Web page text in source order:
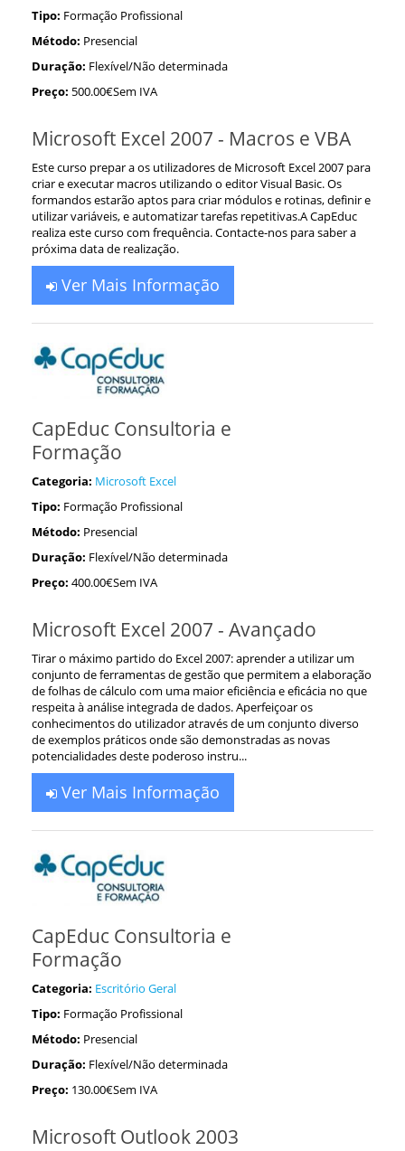
Tipo: Formação Profissional
Método: Presencial
Duração: Flexível/Não determinada
Preço: 500.00€Sem IVA
Microsoft Excel 2007 - Macros e VBA
Este curso prepar a o s utilizadores de Microsoft Excel 2007 para
criar e executar macros utilizando o editor Visual Basic. Os
formandos estarão aptos para criar módulos e rotinas, definir e
utilizar variáveis, e automatizar tarefas repetitivas.A CapEduc
realiza este curso com frequência. Contacte-nos para saber a
próxima data de realização.
Ver Mais Informação
CapEduc Consultoria e
Formação
Categoria: Microsoft Excel
Tipo: Formação Profissional
Método: Presencial
Duração: Flexível/Não determinada
Preço: 400.00€Sem IVA
Microsoft Excel 2007 - Avançado
Tirar o máximo partido do Excel 2007: aprender a utilizar um
conjunto de ferramentas de gestão que permitem a elaboração
de folhas de cálculo com uma maior eficiência e eficácia no que
respeita à análise integrada de dados. Aperfeiçoar os
conhecimentos do utilizador através de um conjunto diverso
de exemplos práticos onde são demonstradas as novas
potencialidades deste poderoso instru...
Ver Mais Informação
CapEduc Consultoria e
Formação
Categoria: Escritório Geral
Tipo: Formação Profissional
Método: Presencial
Duração: Flexível/Não determinada
Preço: 130.00€Sem IVA
Microsoft Outlook 2003